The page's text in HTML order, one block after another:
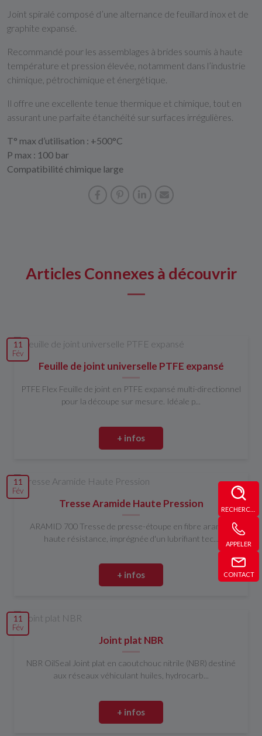
APPELER
CONTACT
Joint spiralé composé d’une alternance de feuillard inox et de
graphite expansé.
Recommandé pour les assemblages à brides soumis à haute
température et pression élevée, notamment dans l’industrie
chimique, pétrochimique et énergétique.
Il offre une excellente tenue thermique et chimique, tout en
assurant une parfaite étanchéité sur surfaces irrégulières.
T° max d’utilisation : +500°C
P max : 100 bar
Compatibilité chimique large
Articles Connexes à découvrir
11
Fév
Feuille de joint universelle PTFE expansé
PTFE Flex Feuille de joint en PTFE expansé multi-directionnel
pour la découpe sur mesure. Idéale p...
+ infos
11
Fév
Tresse Aramide Haute Pression
ARAMID 700 Tresse de presse-étoupe en fibre aramide
haute résistance, imprégnée d'un lubrifiant tec...
+ infos
11
Fév
Joint plat NBR
NBR OilSeal Joint plat en caoutchouc nitrile (NBR) destiné
aux réseaux véhiculant huiles, hydrocarb...
+ infos